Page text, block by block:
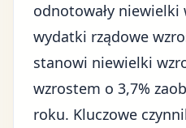
odnotowały niewielki
wydatki rządowe
stanowi niewielki
wzrostem o 3,7%
roku. Kluczowe